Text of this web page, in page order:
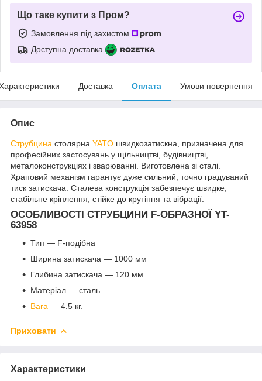
Що таке купити з Пром?
Замовлення під захистом
Доступна доставка
Доставка Оплата Умови повернення
Опис
Струбцина столярна YATO швидкозатискна, призначена для
професійних застосувань у щільництві, будівництві,
металоконструкціях і зварюванні. Виготовлена зі сталі.
Храповий механізм гарантує дуже сильний, точно градуваний
тиск затискача. Сталева конструкція забезпечує швидке,
стабільне кріплення, стійке до крутіння та вібрації.
ОСОБЛИВОСТІ СТРУБЦИНИ F-ОБРАЗНОЇ YT-
63958
Тип — F-подібна
Ширина затискача — 1000 мм
Глибина затискача — 120 мм
Матеріал — сталь
Вага — 4.5 кг.
Приховати
Характеристики